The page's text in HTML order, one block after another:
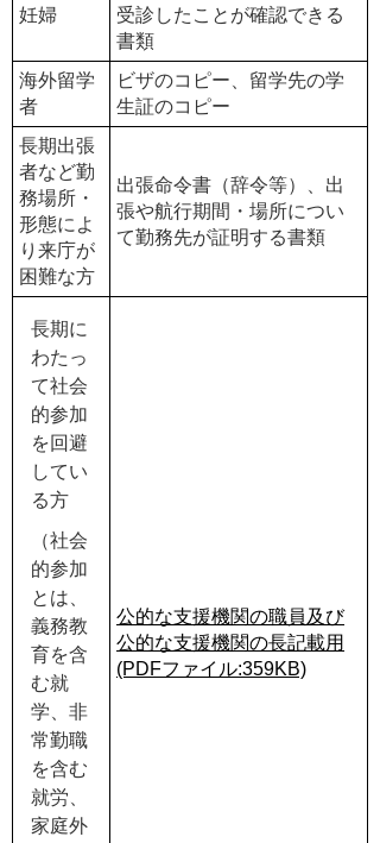
妊婦
受診したことが確認できる
書類
海外留学
者
ビザのコピー、留学先の学
生証のコピー
長期出張
者など勤
務場所・
形態によ
り来庁が
困難な方
出張命令書（辞令等）、出
張や航行期間・場所につい
て勤務先が証明する書類
長期に
わたっ
て社会
的参加
を回避
してい
る方
（社会
的参加
とは、
義務教
育を含
む就
学、非
常勤職
を含む
就労、
家庭外
公的な支援機関の職員及び
公的な支援機関の長記載用
(PDFファイル:359KB)